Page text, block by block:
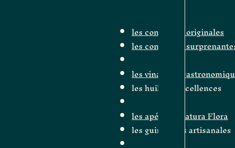
les confitures originales
les confitures
les vinaigres
les huiles d'excellences
les apéritifs Natura Flora
les guimauves artisanales